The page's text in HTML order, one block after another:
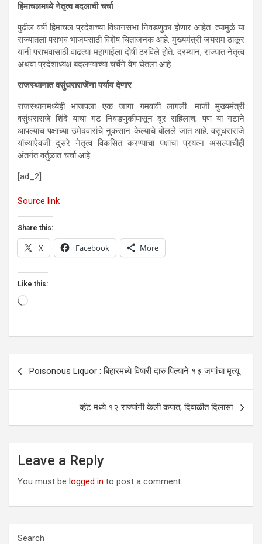
हिमाचलमध्ये नेतृत्व बदलाची चर्चा
पुढील वर्षी हिमाचल प्रदेशच्या विधानसभा निवडणुका होणार आहेत. त्यामुळे या
राज्यातला पराभव भाजपसाठी विशेष चिंताजनक आहे. मुख्यमंत्री जयराम ठाकूर
यांनी पराभवासाठी वाढत्या महागाईला दोषी ठरविले होते. दरम्यान, राज्यात नेतृत्व
अथवा प्रदेशाध्यक्ष बदलण्याच्या चर्चेने वेग घेतला आहे.
राजस्थानात वसुंधराराजेंना पर्याय देणार
राजस्थानमध्येही भाजपला एक जागा गमवावी लागली. माजी मुख्यमंत्री
वसुंधराराजे शिंदे यांचा गट निवडणुकीपासून दूर राहिलाच; पण या गटाने
आपल्याच पक्षाच्या उमेदवारांचे नुकसान केल्याचे बोलले जात आहे. वसुंधराराजे
यांच्याऐवजी दुसरे नेतृत्व विकसित करण्याचा पक्षाचा प्रयत्न असल्याचीही
अंतर्गत वर्तुळात चर्चा आहे.
[ad_2]
Source link
Share this:
X Facebook More
Like this:
Loading…
Poisonous Liquor : बिहारमध्‍ये विषारी दारु पिल्‍याने १३ जणांचा मृत्‍यू
व्हॅट मध्ये १२ राज्यांनी केली कपात; दिवाळीत दिलासा
Leave a Reply
You must be logged in to post a comment.
Search